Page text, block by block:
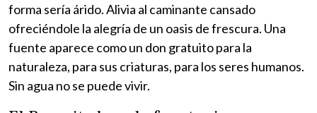
forma sería árido. Alivia al caminante cansado
ofreciéndole la alegría de un oasis de frescura. Una
fuente aparece como un don gratuito para la
naturaleza, para sus criaturas, para los seres humanos.
Sin agua no se puede vivir.